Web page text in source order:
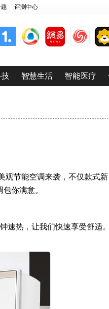
评测中心
技 智慧生活 智能医疗
观节能空调来袭，不仅款式新
你满意。
速热，让我们快速享受舒适